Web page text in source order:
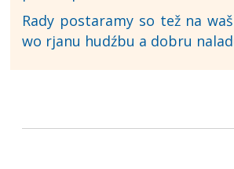
Rady postaramy so tež na
wo rjanu hudźbu a dobru